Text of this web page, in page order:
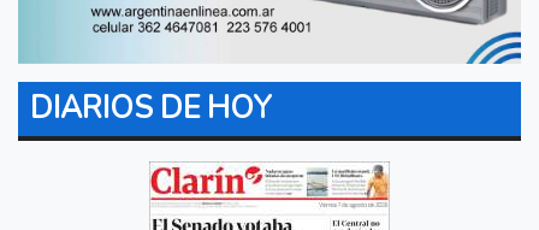
DIARIOS DE HOY